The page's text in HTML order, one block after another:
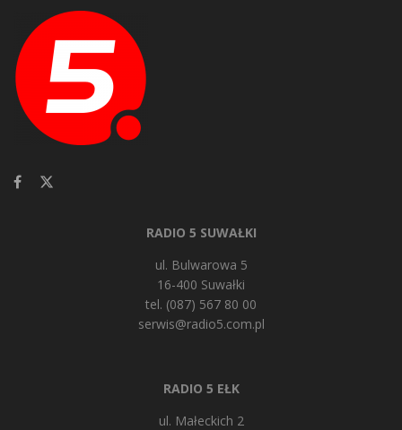
RADIO 5 SUWAŁKI
ul. Bulwarowa 5
16-400 Suwałki
tel. (087) 567 80 00
serwis@radio5.com.pl
RADIO 5 EŁK
ul. Małeckich 2